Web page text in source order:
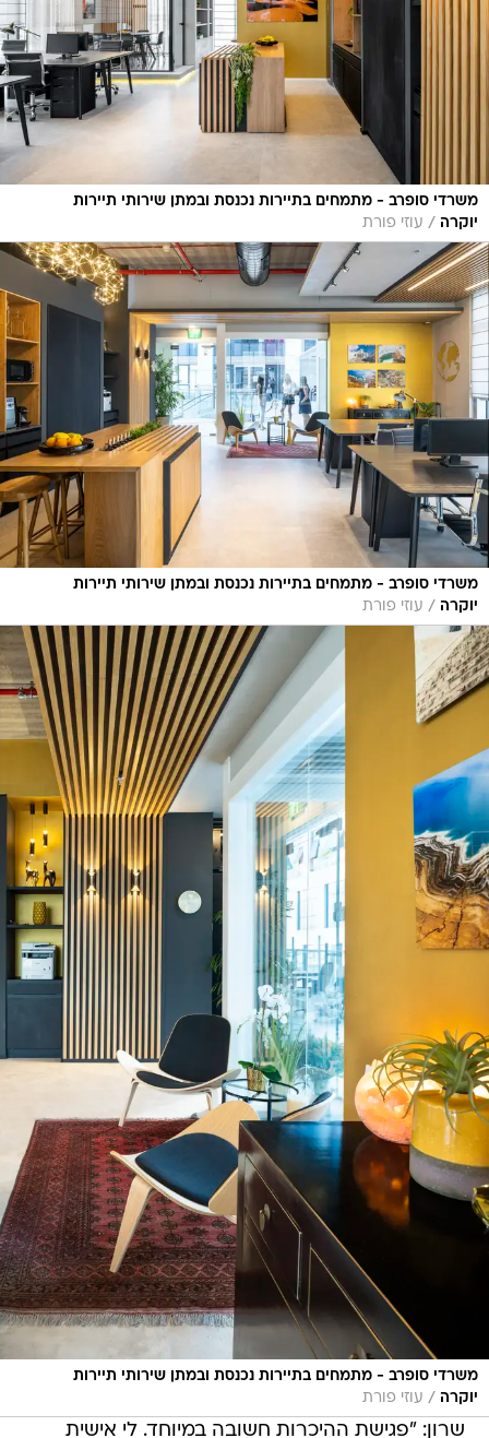
משרדי סופרב - מתמחים בתיירות נכנסת ובמתן שירותי תיירות
יוקרה / עוזי פורת
משרדי סופרב - מתמחים בתיירות נכנסת ובמתן שירותי תיירות
יוקרה / עוזי פורת
משרדי סופרב - מתמחים בתיירות נכנסת ובמתן שירותי תיירות
יוקרה / עוזי פורת
שרון: "פגישת ההיכרות חשובה במיוחד. לי אישית